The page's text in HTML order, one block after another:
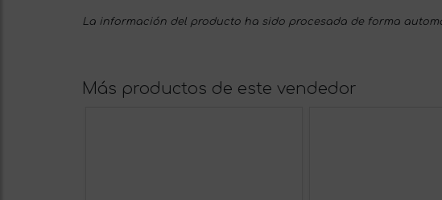
La información del producto ha sido procesada de forma
Más productos de este vendedor